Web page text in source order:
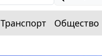
Транспорт Общество